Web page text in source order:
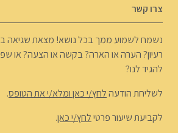
צרו קשר
נשמח לשמוע ממך בכל נושא! מצאת שגיאה
רעיון? הערה או הארה? בקשה או הצעה? או
להגיד לנו?
לשליחת הודעהלחץ/י כאן ומלא/י את הטופס.
לקביעת שיעור פרטילחץ/י כאן.